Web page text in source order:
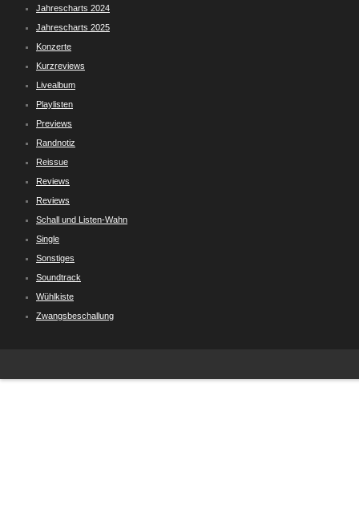
Jahrescharts 2024
Jahrescharts 2025
Konzerte
Kurzreviews
Livealbum
Playlisten
Previews
Randnotiz
Reissue
Reviews
Reviews
Schall und Listen-Wahn
Single
Sonstiges
Soundtrack
Wühlkiste
Zwangsbeschallung